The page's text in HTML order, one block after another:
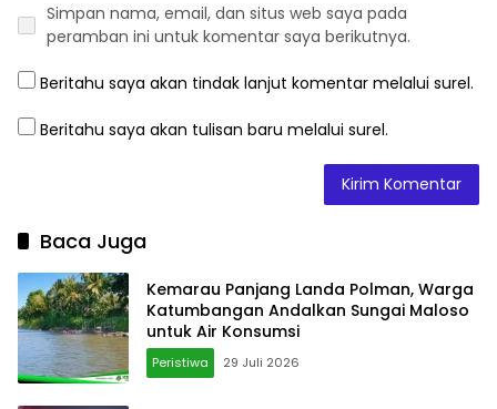
Simpan nama, email, dan situs web saya pada
peramban ini untuk komentar saya berikutnya.
Beritahu saya akan tindak lanjut komentar melalui surel.
Beritahu saya akan tulisan baru melalui surel.
Baca Juga
Kemarau Panjang Landa Polman, Warga
Katumbangan Andalkan Sungai Maloso
untuk Air Konsumsi
Peristiwa 29 Juli 2026